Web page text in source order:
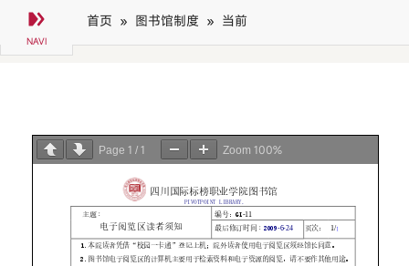
首页 » 图书馆制度 » 当前
Page 1 / 1 Zoom 100%